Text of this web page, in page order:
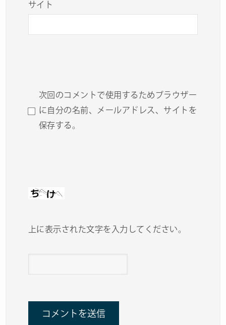
サイト
次回のコメントで使用するためブラウザー
に自分の名前、メールアドレス、サイトを
保存する。
上に表示された文字を入力してください。